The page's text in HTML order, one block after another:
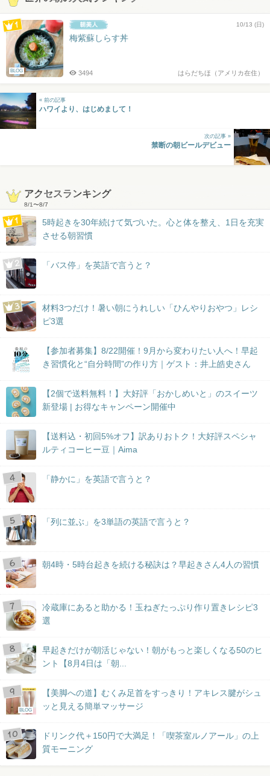
BLOG
10/13 (日)
梅紫蘇しらす丼
はらだちほ（アメリカ在住）
3494
« 前の記事
ハワイより、はじめまして！
次の記事 »
禁断の朝ビールデビュー
アクセスランキング
8/1〜8/7
5時起きを30年続けて気づいた。心と体を整え、1日を充実
させる朝習慣
「バス停」を英語で言うと？
材料3つだけ！暑い朝にうれしい「ひんやりおやつ」レシ
ピ3選
【参加者募集】8/22開催！9月から変わりたい人へ！早起
き習慣化と“自分時間”の作り方｜ゲスト：井上皓史さん
【2個で送料無料！】大好評「おかしめいと」のスイーツ
新登場 | お得なキャンペーン開催中
【送料込・初回5%オフ】訳ありおトク！大好評スペシャ
ルティコーヒー豆｜Aima
「静かに」を英語で言うと？
「列に並ぶ」を3単語の英語で言うと？
朝4時・5時台起きを続ける秘訣は？早起きさん4人の習慣
冷蔵庫にあると助かる！玉ねぎたっぷり作り置きレシピ3
選
早起きだけが朝活じゃない！朝がもっと楽しくなる50のヒ
ント【8月4日は「朝...
BLOG
【美脚への道】むくみ足首をすっきり！アキレス腱がシュ
ッと見える簡単マッサージ
ドリンク代＋150円で大満足！「喫茶室ルノアール」の上
質モーニング